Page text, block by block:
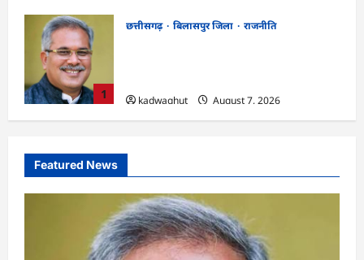
से किया
2
छत्तीसगढ़ रायपुर जिला
kadwaghut
August 7, 2026
Featured News